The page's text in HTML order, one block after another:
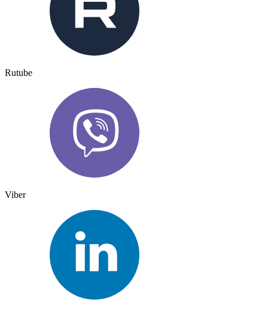
Rutube
Viber